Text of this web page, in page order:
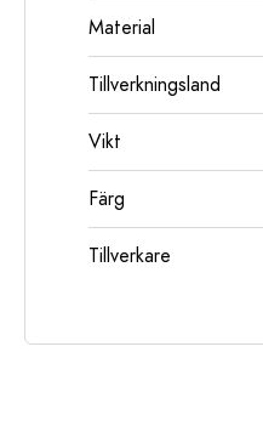
Material
Tillverkningsland
Vikt
Färg
Tillverkare